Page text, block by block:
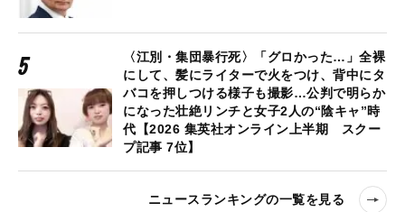
〈江別・集団暴行死〉「グロかった…」全裸
にして、髪にライターで火をつけ、背中にタ
バコを押しつける様子も撮影…公判で明らか
になった壮絶リンチと女子2人の“陰キャ”時
代【2026 集英社オンライン上半期 スクー
プ記事 7位】
ニュースランキングの一覧を見る